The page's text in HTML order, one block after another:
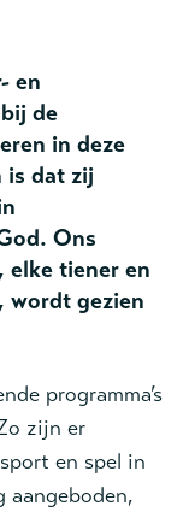
en
de
in deze
is dat zij
Ons
tiener en
wordt gezien
programma’s
zijn er
en spel in
aangeboden,